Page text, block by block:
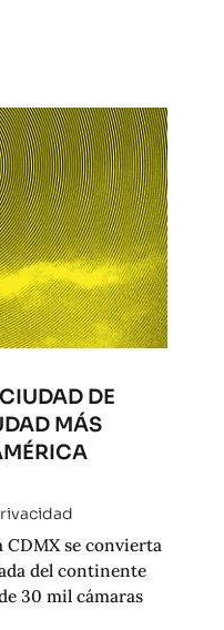
DE
MÁS
CDMX se convierta
del continente
30 mil cámaras